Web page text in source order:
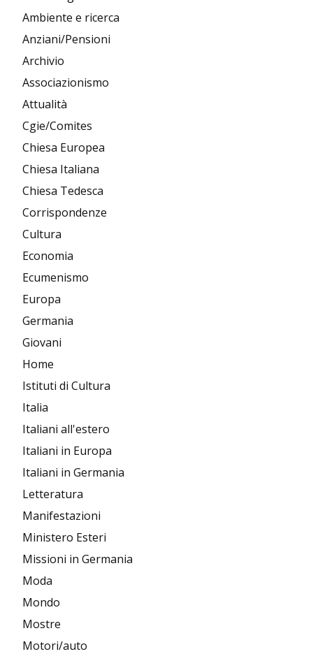
Ambiente e ricerca
Anziani/Pensioni
Archivio
Associazionismo
Attualità
Cgie/Comites
Chiesa Europea
Chiesa Italiana
Chiesa Tedesca
Corrispondenze
Cultura
Economia
Ecumenismo
Europa
Germania
Giovani
Home
Istituti di Cultura
Italia
Italiani all'estero
Italiani in Europa
Italiani in Germania
Letteratura
Manifestazioni
Ministero Esteri
Missioni in Germania
Moda
Mondo
Mostre
Motori/auto